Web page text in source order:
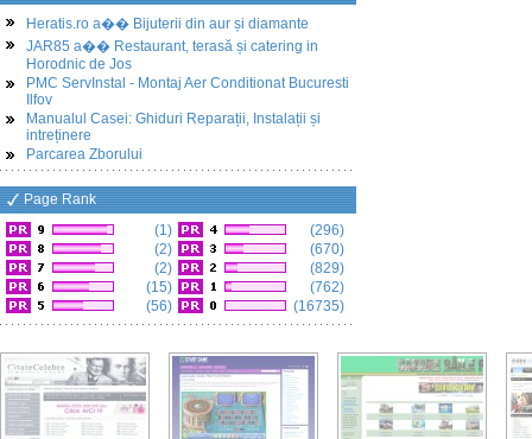
Heratis.ro a�� Bijuterii din aur și diamante
JAR85 a�� Restaurant, terasă și catering in
Horodnic de Jos
PMC ServInstal - Montaj Aer Conditionat Bucuresti
Ilfov
Manualul Casei: Ghiduri Reparații, Instalații și
intreținere
Parcarea Zborului
Page Rank
(1)
(2)
(2)
(15)
(56)
(296)
(670)
(829)
(762)
(16735)